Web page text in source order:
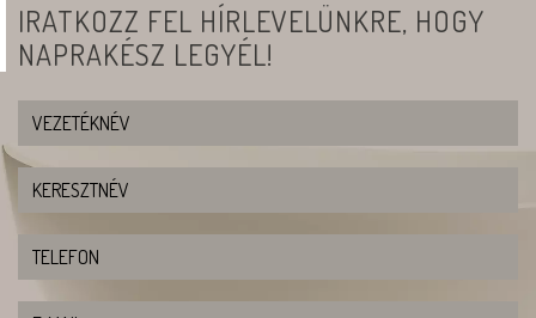
IRATKOZZ FEL HÍRLEVELÜNKRE, HOGY
NAPRAKÉSZ LEGYÉL!